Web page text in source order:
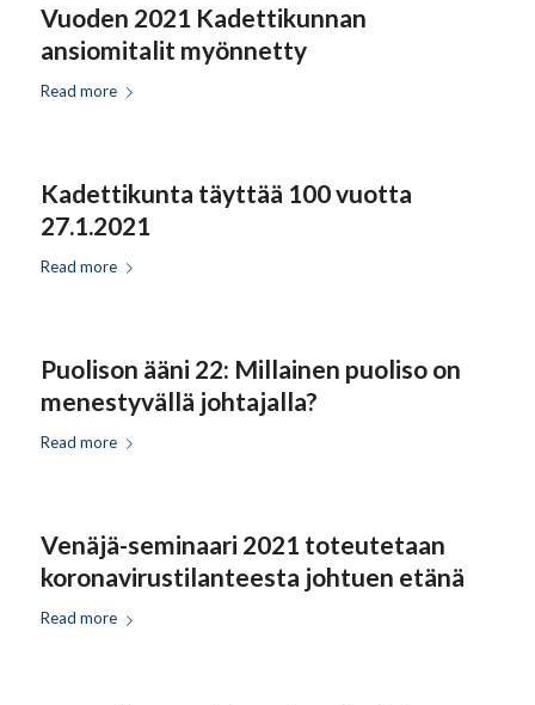
Vuoden 2021 Kadettikunnan
ansiomitalit myönnetty
Read more
Kadettikunta täyttää 100 vuotta
27.1.2021
Read more
Puolison ääni 22: Millainen puoliso on
menestyvällä johtajalla?
Read more
Venäjä-seminaari 2021 toteutetaan
koronavirustilanteesta johtuen etänä
Read more